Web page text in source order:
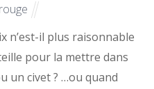
rouge
n’est-il plus raisonnable
pour la mettre dans
un civet ? …ou quand